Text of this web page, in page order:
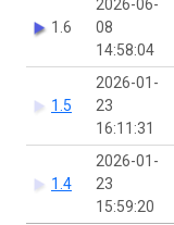
1.6
2026-06-
08
14:58:04
1.5
2026-01-
23
16:11:31
1.4
2026-01-
23
15:59:20